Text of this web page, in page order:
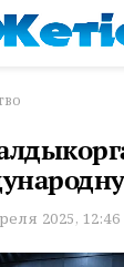
2025, 12:46